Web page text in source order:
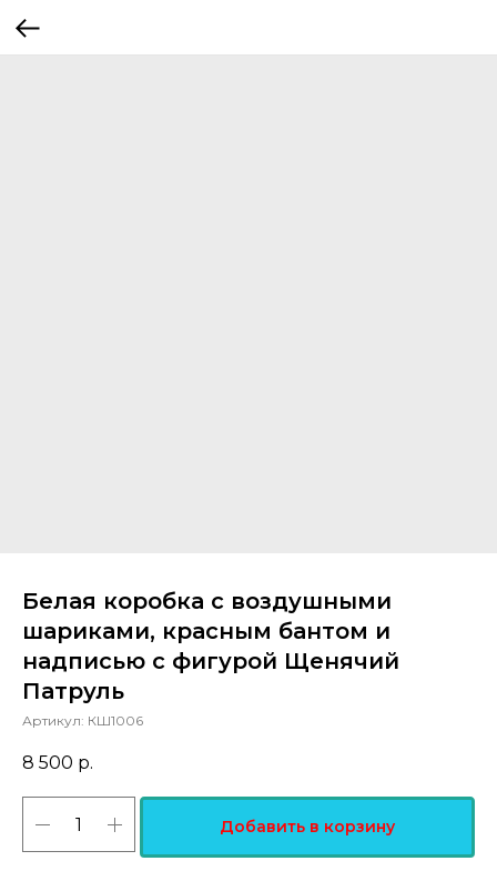
Белая коробка с воздушными
шариками, красным бантом и
надписью с фигурой Щенячий
Патруль
Артикул: КШ1006
8 500 р.
Добавить в корзину